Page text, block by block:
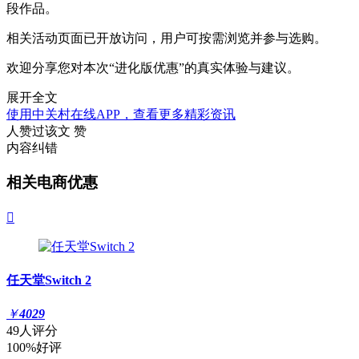
段作品。
相关活动页面已开放访问，用户可按需浏览并参与选购。
欢迎分享您对本次“进化版优惠”的真实体验与建议。
展开全文
使用中关村在线APP，查看更多精彩资讯
人赞过该文 赞
内容纠错
相关电商优惠

任天堂Switch 2
￥4029
49人评分
100%好评